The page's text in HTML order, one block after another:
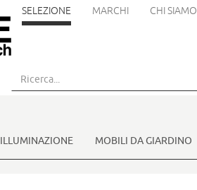
SELEZIONE MARCHI CHI SIAMO
ILLUMINAZIONE MOBILI DA GIARDINO